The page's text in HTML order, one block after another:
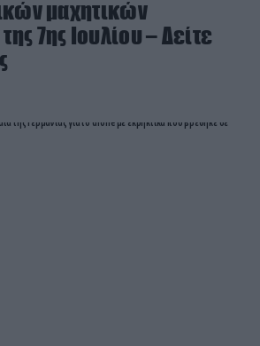
μαχητικών
7ης Ιουλίου – Δείτε